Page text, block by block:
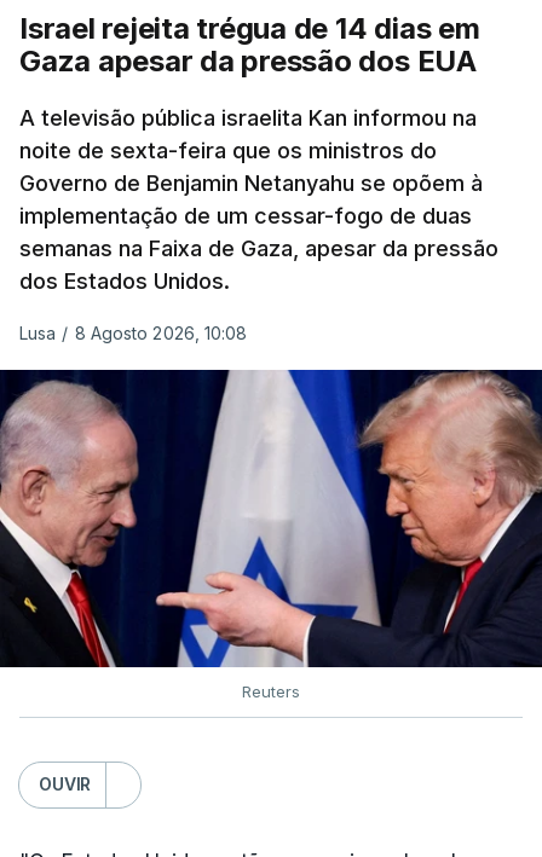
Israel rejeita trégua de 14 dias em
Gaza apesar da pressão dos EUA
A televisão pública israelita Kan informou na
noite de sexta-feira que os ministros do
Governo de Benjamin Netanyahu se opõem à
implementação de um cessar-fogo de duas
semanas na Faixa de Gaza, apesar da pressão
dos Estados Unidos.
Lusa / 8 Agosto 2026, 10:08
Reuters
OUVIR